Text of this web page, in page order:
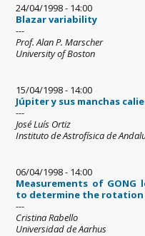
24/04/1998 - 14:00
Blazar variability
---
Prof. Alan P. Marscher
University of Boston
15/04/1998 - 14:00
Júpiter y sus manchas
---
José Luís Ortiz
Instituto de Astrofísica de
06/04/1998 - 14:00
Measurements of GONG
to determine the rotation
---
Cristina Rabello
Universidad de Aarhus